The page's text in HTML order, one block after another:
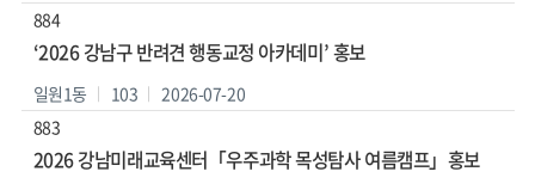
884
‘2026 강남구 반려견 행동교정 아카데미’ 홍보
일원1동 103
2026-07-20
883
2026 강남미래교육센터「우주과학 목성탐사 여름캠프」홍보